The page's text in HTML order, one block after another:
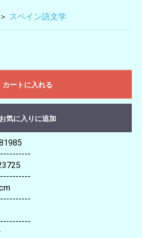
＞ スペイン語文学
カートに入れる
お気に入りに追加